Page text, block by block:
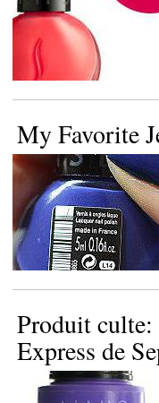
My Favorite
Produit
Express de